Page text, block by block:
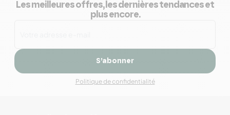
Les meilleures offres, les dernières tendances et
plus encore.
S’abonner
Politique de confidentialité